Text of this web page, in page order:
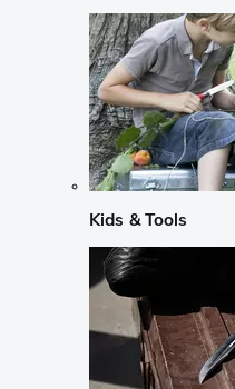
Kids & Tools